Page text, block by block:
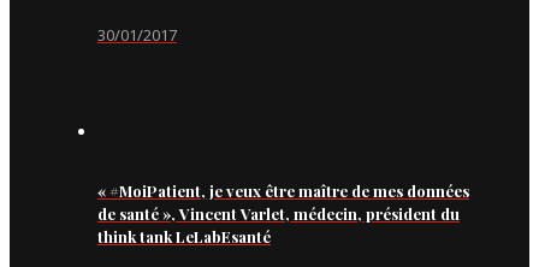
30/01/2017
« #MoiPatient, je veux être maître de mes données
de santé », Vincent Varlet, médecin, président du
think tank LeLabEsanté